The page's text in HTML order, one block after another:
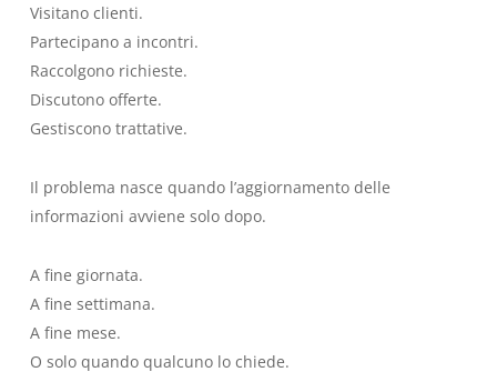
Visitano clienti.
Partecipano a incontri.
Raccolgono richieste.
Discutono offerte.
Gestiscono trattative.
Il problema nasce quando l’aggiornamento delle
informazioni avviene solo dopo.
A fine giornata.
A fine settimana.
A fine mese.
O solo quando qualcuno lo chiede.